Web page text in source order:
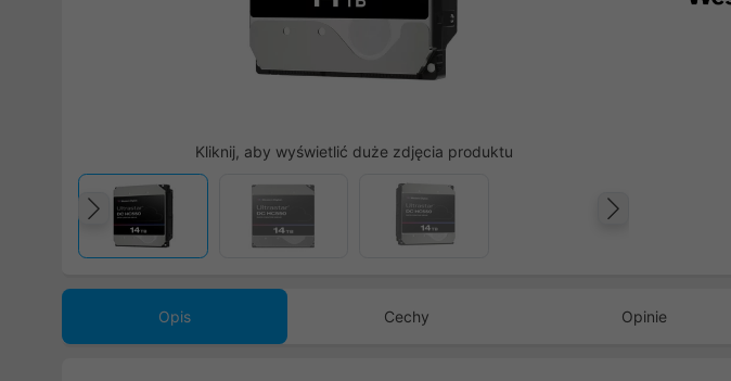
Kliknij, aby wyświetlić duże zdjęcia produktu
Poprzedni
Opis Cechy Opinie